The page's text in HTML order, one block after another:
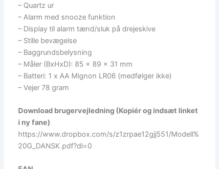
– Quartz ur
– Alarm med snooze funktion
– Display til alarm tænd/sluk på drejeskive
– Stille bevægelse
– Baggrundsbelysning
– Måler (BxHxD): 85 x 89 x 31 mm
– Batteri: 1 x AA Mignon LR06 (medfølger ikke)
– Vejer 78 gram
Download brugervejledning (Kopiér og indsæt linket
i ny fane)
https://www.dropbox.com/s/z1zrpae12gjj551/Modell%
20G_DANSK.pdf?dl=0